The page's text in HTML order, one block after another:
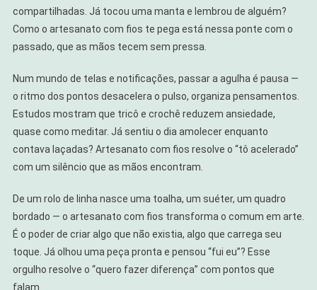
compartilhadas. Já tocou uma manta e lembrou de alguém?
Como o artesanato com fios te pega está nessa ponte com o
passado, que as mãos tecem sem pressa.
Num mundo de telas e notificações, passar a agulha é pausa —
o ritmo dos pontos desacelera o pulso, organiza pensamentos.
Estudos mostram que tricô e crochê reduzem ansiedade,
quase como meditar. Já sentiu o dia amolecer enquanto
contava laçadas? Artesanato com fios resolve o “tô acelerado”
com um silêncio que as mãos encontram.
De um rolo de linha nasce uma toalha, um suéter, um quadro
bordado — o artesanato com fios transforma o comum em arte.
É o poder de criar algo que não existia, algo que carrega seu
toque. Já olhou uma peça pronta e pensou “fui eu”? Esse
orgulho resolve o “quero fazer diferença” com pontos que
falam.